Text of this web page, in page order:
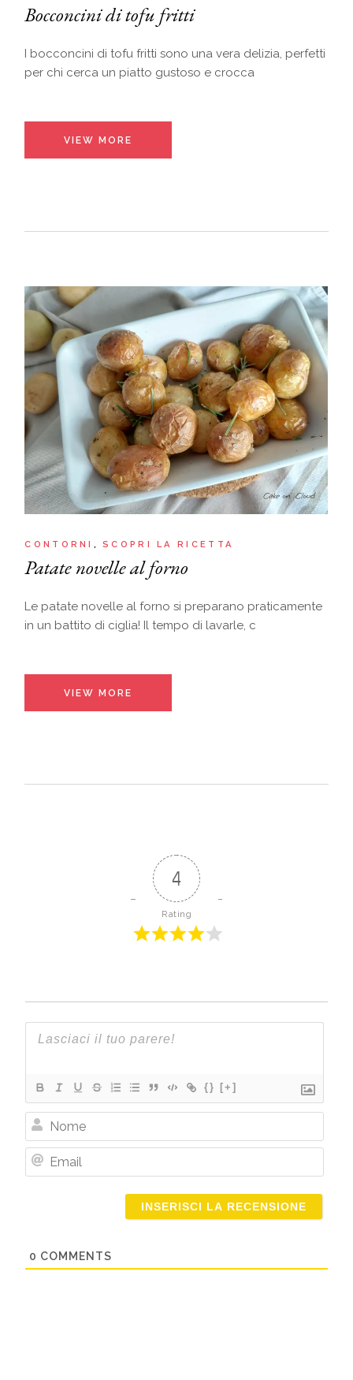
Bocconcini di tofu fritti
I bocconcini di tofu fritti sono una vera delizia, perfetti
per chi cerca un piatto gustoso e crocca
VIEW MORE
CONTORNI SCOPRI LA RICETTA
Patate novelle al forno
Le patate novelle al forno si preparano praticamente
in un battito di ciglia! Il tempo di lavarle, c
VIEW MORE
4
Rating
{} [+]
Nome
0 COMMENTS